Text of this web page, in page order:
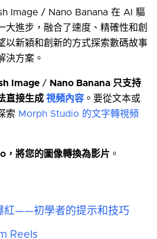
Image / Nano Banana 在 AI 驅
大進步，融合了速度、精確性和創
以新穎和創新的方式探索數碼故事
決方案。
Image / Nano Banana 只支持
直接生成 視頻內容 。要從文本或
索 Morph Studio 的文字轉視頻
，將您的圖像轉換為影片 。
紅——初學者的提示和技巧
Reels